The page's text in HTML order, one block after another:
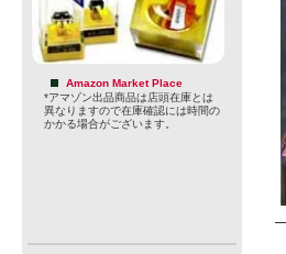
Amazon Market Place
*アマゾン出品商品は店頭在庫とは
異なりますので在庫確認には時間の
かかる場合がございます。